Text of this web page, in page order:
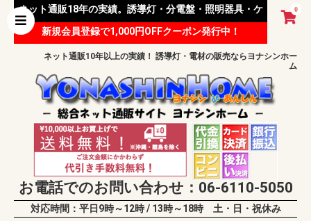
0
ネット通販18年の実績。誘導灯・分電盤・照明器具・ケ
ーブル等 様々な資材を取り扱っています。
新規会員登録で1,000円OFFクーポン発行中！
ネット通販10年以上の実績！ 誘導灯・電材の販売ならヨナシンホー
ム
お電話でのお問い合わせ：06-6110-5050
対応時間：平日9時～12時 / 13時～18時 土・日・祝休み